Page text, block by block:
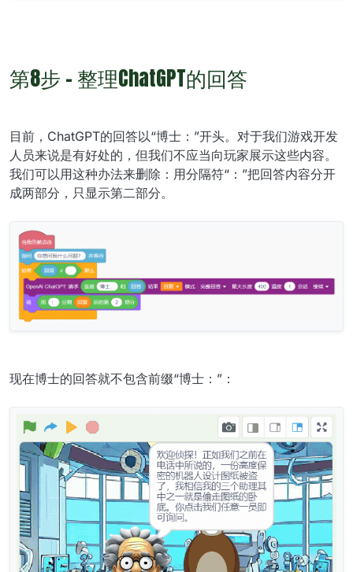
第8步 - 整理ChatGPT的回答
目前，ChatGPT的回答以“博士：”开头。对于我们游戏开发
人员来说是有好处的，但我们不应当向玩家展示这些内容。
我们可以用这种办法来删除：用分隔符“：”把回答内容分开
成两部分，只显示第二部分。
现在博士的回答就不包含前缀“博士：”：